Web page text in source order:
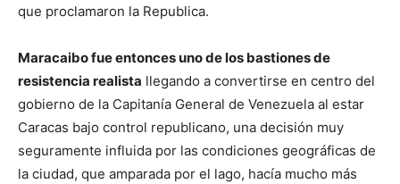
que proclamaron la Republica.
Maracaibo fue entonces uno de los bastiones de
resistencia realista llegando a convertirse en centro del
gobierno de la Capitanía General de Venezuela al estar
Caracas bajo control republicano, una decisión muy
seguramente influida por las condiciones geográficas de
la ciudad, que amparada por el lago, hacía mucho más